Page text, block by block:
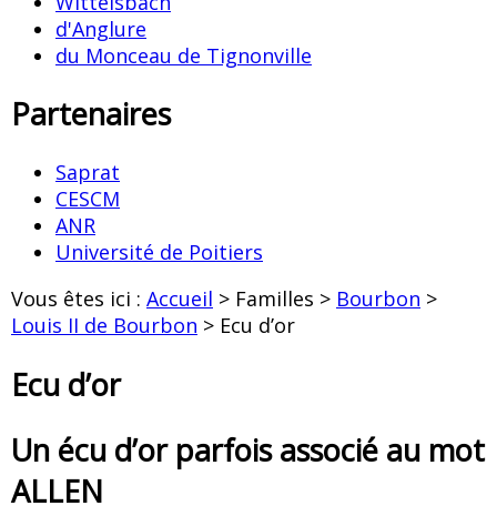
d'Anglure
du Monceau de Tignonville
Partenaires
Saprat
CESCM
ANR
Université de Poitiers
Vous êtes ici : Accueil > Familles > Bourbon >
Louis II de Bourbon > Ecu d’or
Ecu d’or
Un écu d’or parfois associé au mot
ALLEN